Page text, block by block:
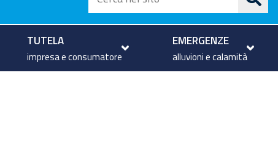
nel
sito
TUTELA
impresa e consumatore
EMERGENZE
alluvioni e calamità